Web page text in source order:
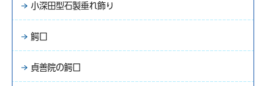
小深田型石製垂れ飾り
鰐口
貞善院の鰐口